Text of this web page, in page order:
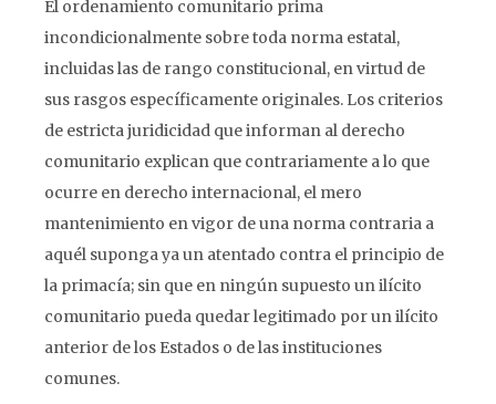
El ordenamiento comunitario prima
incondicionalmente sobre toda norma estatal,
incluidas las de rango constitucional, en virtud de
sus rasgos específicamente originales. Los criterios
de estricta juridicidad que informan al derecho
comunitario explican que contrariamente a lo que
ocurre en derecho internacional, el mero
mantenimiento en vigor de una norma contraria a
aquél suponga ya un atentado contra el principio de
la primacía; sin que en ningún supuesto un ilícito
comunitario pueda quedar legitimado por un ilícito
anterior de los Estados o de las instituciones
comunes.